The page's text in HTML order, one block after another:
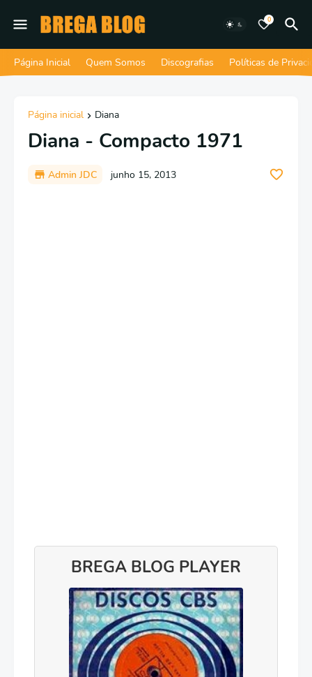
0
Página Inicial Quem Somos Discografias Políticas de
Página inicial Diana
Diana - Compacto 1971
Admin JDC junho 15, 2013
BREGA BLOG PLAYER